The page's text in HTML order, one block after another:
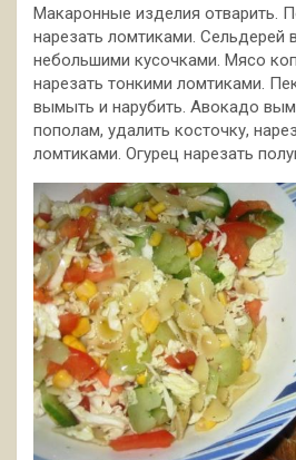
Макаронные изделия отварить.
нарезать ломтиками. Сельдерей
небольшими кусочками. Мясо
нарезать тонкими ломтиками.
вымыть и нарубить. Авокадо
пополам, удалить косточку,
ломтиками. Огурец нарезать